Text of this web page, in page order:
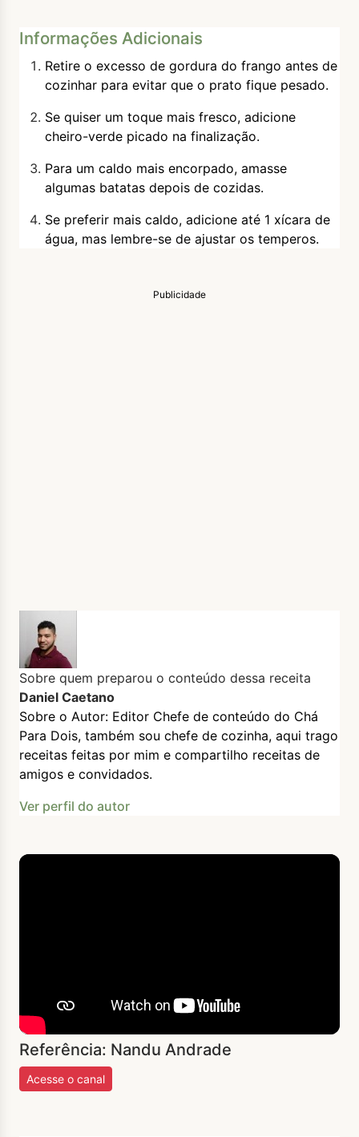
Informações Adicionais
Retire o excesso de gordura do frango antes de
cozinhar para evitar que o prato fique pesado.
Se quiser um toque mais fresco, adicione
cheiro-verde picado na finalização.
Para um caldo mais encorpado, amasse
algumas batatas depois de cozidas.
Se preferir mais caldo, adicione até 1 xícara de
água, mas lembre-se de ajustar os temperos.
Publicidade
Sobre quem preparou o conteúdo dessa receita
Daniel Caetano
Sobre o Autor: Editor Chefe de conteúdo do Chá
Para Dois, também sou chefe de cozinha, aqui trago
receitas feitas por mim e compartilho receitas de
amigos e convidados.
Ver perfil do autor
Referência: Nandu Andrade
Acesse o canal